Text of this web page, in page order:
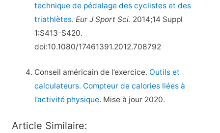
technique de pédalage des cyclistes et des
triathlètes. Eur J Sport Sci. 2014;14 Suppl
1:S413-S420.
doi:10.1080/17461391.2012.708792
Conseil américain de l’exercice. Outils et
calculateurs. Compteur de calories liées à
l’activité physique. Mise à jour 2020.
Article Similaire: